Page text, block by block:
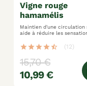
vigne rouge
hamamélis
Maintien d'une circulation
aide à réduire les
parois vasculaires
star star star star star_half (12)
15,70 €
10,99 €